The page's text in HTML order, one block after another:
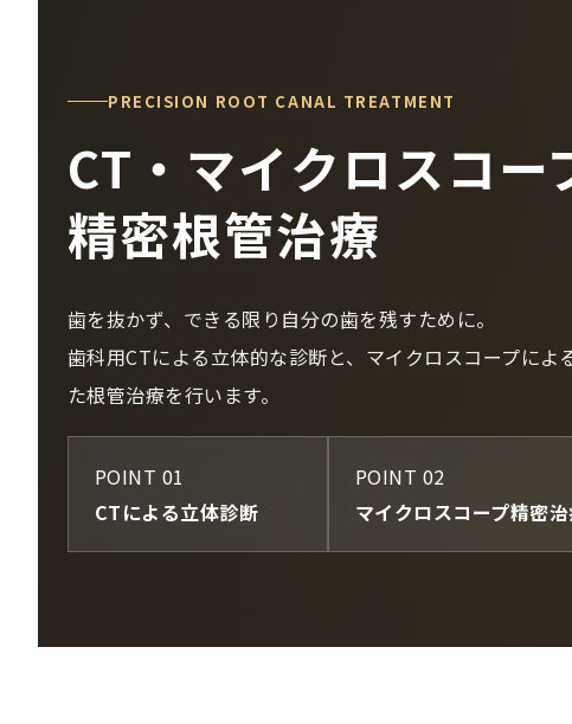
PRECISION ROOT CANAL TREATMENT
CT・マイクロスコー
精密根管治療
歯を抜かず、できる限り自分の歯を残すために。
歯科用CTによる立体的な診断と、マイクロスコープに
た根管治療を行います。
POINT 01
CTによる立体診断
POINT 02
マイクロスコープ精密